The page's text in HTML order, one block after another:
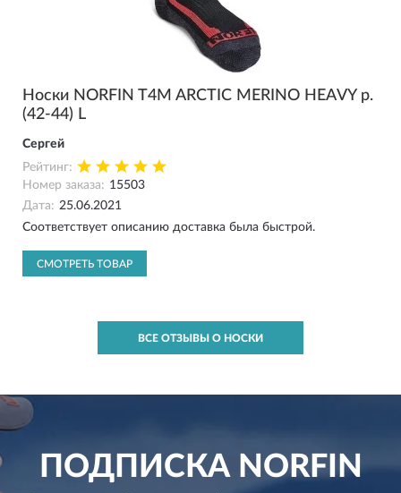
Носки NORFIN T4M ARCTIC MERINO HEAVY р.
(42-44) L
Сергей
Рейтинг:
Номер заказа: 15503
Дата: 25.06.2021
Соответствует описанию доставка была быстрой.
СМОТРЕТЬ ТОВАР
ВСЕ ОТЗЫВЫ О НОСКИ
ПОДПИСКАNORFIN